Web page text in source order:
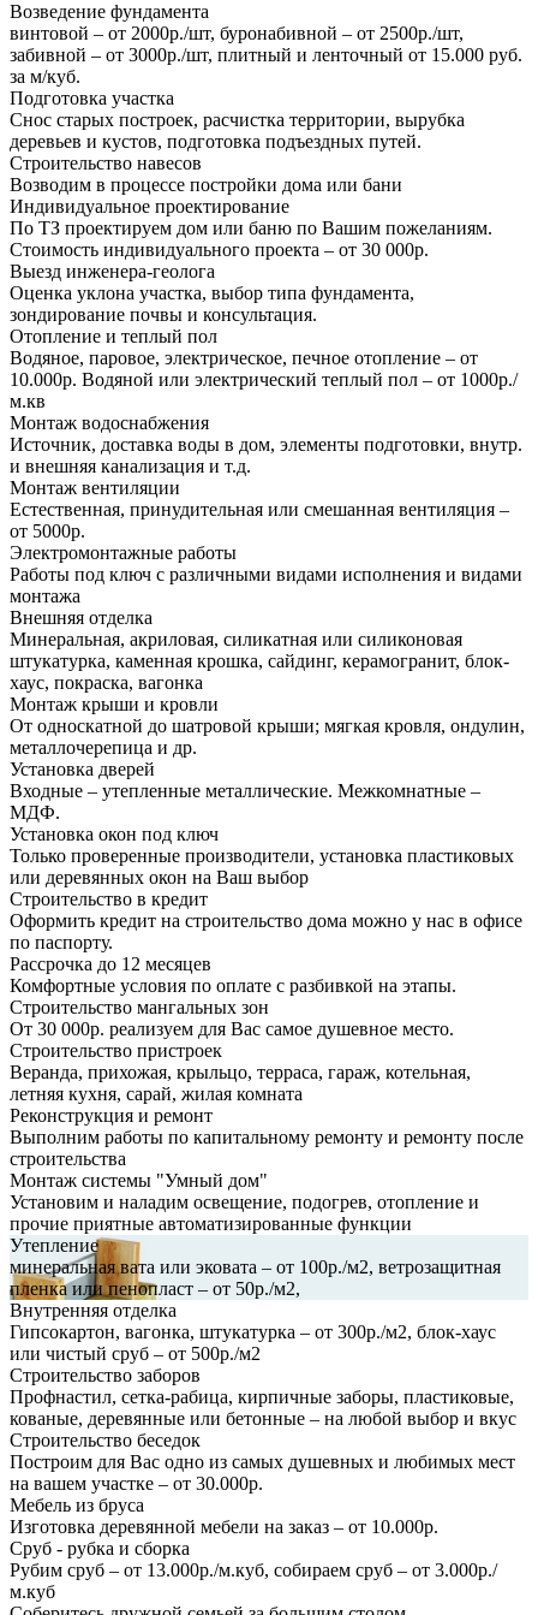
Возведение фундамента
винтовой – от 2000р./шт, буронабивной – от 2500р./шт,
забивной – от 3000р./шт, плитный и ленточный от 15.000 руб.
за м/куб.
Подготовка участка
Снос старых построек, расчистка территории, вырубка
деревьев и кустов, подготовка подъездных путей.
Строительство навесов
Возводим в процессе постройки дома или бани
Индивидуальное проектирование
По ТЗ проектируем дом или баню по Вашим пожеланиям.
Стоимость индивидуального проекта – от 30 000р.
Выезд инженера-геолога
Оценка уклона участка, выбор типа фундамента,
зондирование почвы и консультация.
Отопление и теплый пол
Водяное, паровое, электрическое, печное отопление – от
10.000р. Водяной или электрический теплый пол – от 1000р./
м.кв
Монтаж водоснабжения
Источник, доставка воды в дом, элементы подготовки, внутр.
и внешняя канализация и т.д.
Монтаж вентиляции
Естественная, принудительная или смешанная вентиляция –
от 5000р.
Электромонтажные работы
Работы под ключ с различными видами исполнения и видами
монтажа
Внешняя отделка
Минеральная, акриловая, силикатная или силиконовая
штукатурка, каменная крошка, сайдинг, керамогранит, блок-
хаус, покраска, вагонка
Монтаж крыши и кровли
От односкатной до шатровой крыши; мягкая кровля, ондулин,
металлочерепица и др.
Установка дверей
Входные – утепленные металлические. Межкомнатные –
МДФ.
Установка окон под ключ
Только проверенные производители, установка пластиковых
или деревянных окон на Ваш выбор
Строительство в кредит
Оформить кредит на строительство дома можно у нас в офисе
по паспорту.
Рассрочка до 12 месяцев
Комфортные условия по оплате с разбивкой на этапы.
Строительство мангальных зон
От 30 000р. реализуем для Вас самое душевное место.
Строительство пристроек
Веранда, прихожая, крыльцо, терраса, гараж, котельная,
летняя кухня, сарай, жилая комната
Реконструкция и ремонт
Выполним работы по капитальному ремонту и ремонту после
строительства
Монтаж системы "Умный дом"
Установим и наладим освещение, подогрев, отопление и
прочие приятные автоматизированные функции
Утепление
минеральная вата или эковата – от 100р./м2, ветрозащитная
пленка или пенопласт – от 50р./м2,
Внутренняя отделка
Гипсокартон, вагонка, штукатурка – от 300р./м2, блок-хаус
или чистый сруб – от 500р./м2
Строительство заборов
Профнастил, сетка-рабица, кирпичные заборы, пластиковые,
кованые, деревянные или бетонные – на любой выбор и вкус
Строительство беседок
Построим для Вас одно из самых душевных и любимых мест
на вашем участке – от 30.000р.
Мебель из бруса
Изготовка деревянной мебели на заказ – от 10.000р.
Сруб - рубка и сборка
Рубим сруб – от 13.000р./м.куб, собираем сруб – от 3.000р./
м.куб